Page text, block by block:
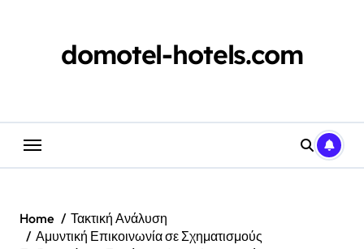
domotel-hotels.com
Home
Τακτική Ανάλυση
Αμυντική Επικοινωνία σε Σχηματισμούς